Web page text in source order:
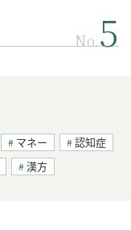
No.
マネー
認知症
漢方